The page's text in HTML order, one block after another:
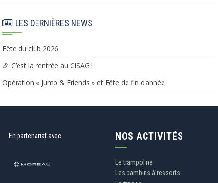
LES DERNIÈRES NEWS
Fête du club 2026
🎉 C’est la rentrée au CISAG !
Opération « Jump & Friends » et Fête de fin d’année​​
En partenariat avec NOS ACTIVITÉS
Le trampoline
Les bambins à ressorts